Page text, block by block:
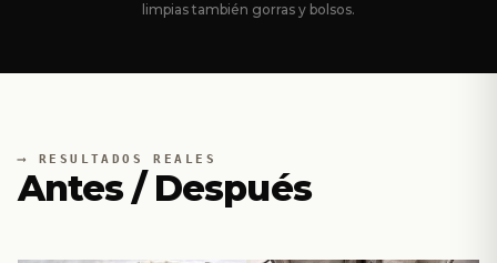
limpias también gorras y bolsos.
RESULTADOS REALES
Antes / Después